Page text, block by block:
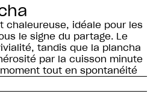
chaleureuse, idéale pour les
le signe du partage. Le
tandis que la plancha
par la cuisson minute
tout en spontanéité